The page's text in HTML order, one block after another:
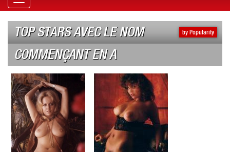
Toggle
navigation
by Popularity
TOP STARS AVEC LE NOM
COMMENÇANT EN A